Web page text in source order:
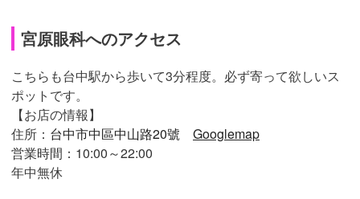
宮原眼科へのアクセス
こちらも台中駅から歩いて3分程度。必ず寄って欲しいス
ポットです。
【お店の情報】
住所： 台中市中區中山路20號 Googlemap
営業時間：10:00～22:00
年中無休